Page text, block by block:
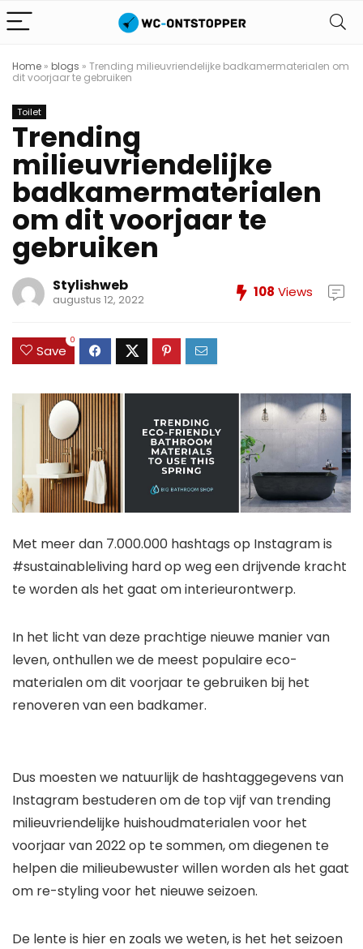
Home » blogs » Trending milieuvriendelijke badkamermaterialen om
dit voorjaar te gebruiken
Toilet
Trending
milieuvriendelijke
badkamermaterialen
om dit voorjaar te
gebruiken
Stylishweb
augustus 12, 2022 108 Views
Save
0
Met meer dan 7.000.000 hashtags op Instagram is
#sustainableliving hard op weg een drijvende kracht
te worden als het gaat om interieurontwerp.
In het licht van deze prachtige nieuwe manier van
leven, onthullen we de meest populaire eco-
materialen om dit voorjaar te gebruiken bij het
renoveren van een badkamer.
Dus moesten we natuurlijk de hashtaggegevens van
Instagram bestuderen om de top vijf van trending
milieuvriendelijke huishoudmaterialen voor het
voorjaar van 2022 op te sommen, om diegenen te
helpen die milieubewuster willen worden als het gaat
om re-styling voor het nieuwe seizoen.
De lente is hier en zoals we weten, is het het seizoen